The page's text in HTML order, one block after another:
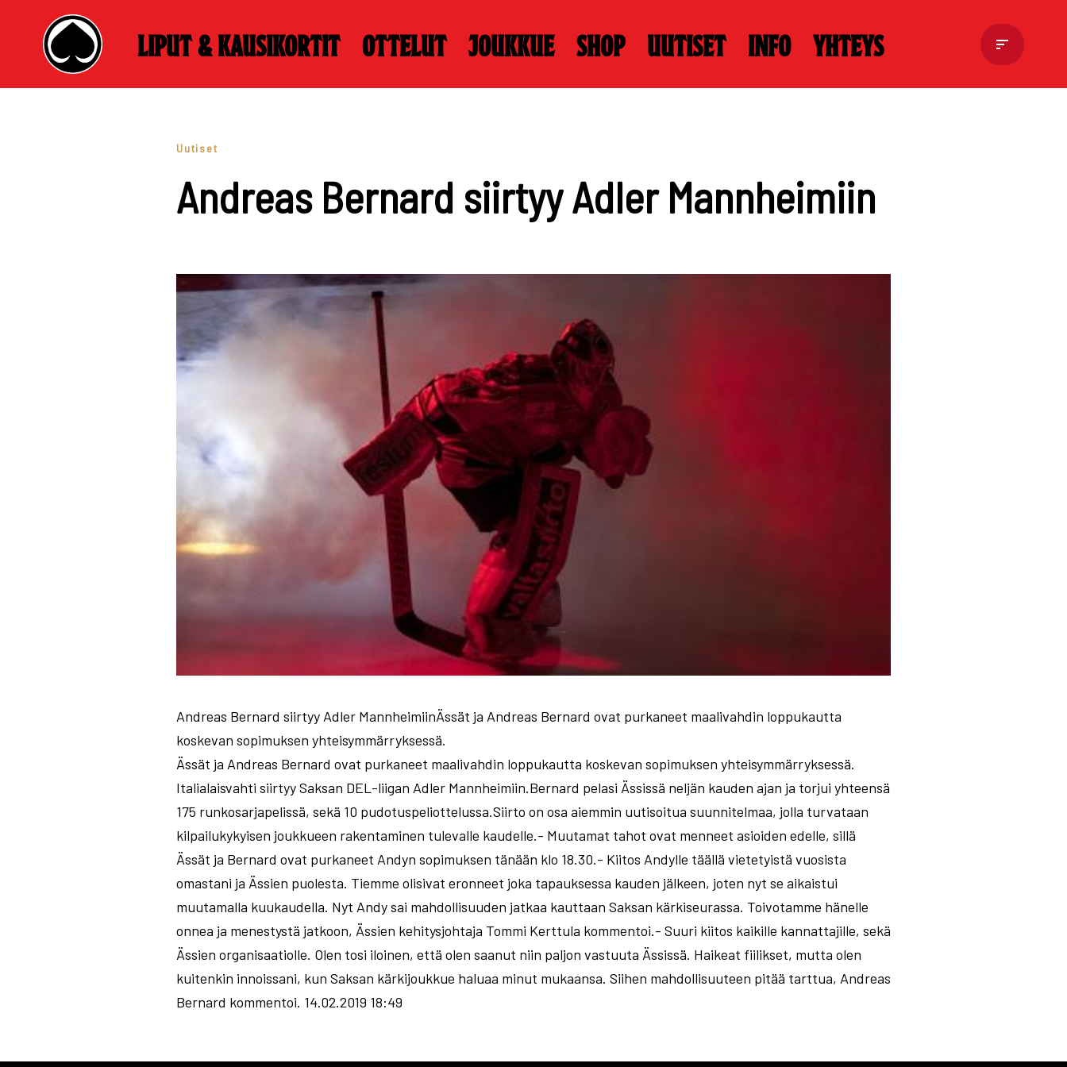
content
Liput & kausikortit Ottelut Joukkue Shop Uutiset Info Yhteys
Andreas Bernard siirtyy Adler Mannheimiin
Uutiset
Andreas Bernard siirtyy Adler MannheimiinÄssät ja Andreas Bernard ovat purkaneet maalivahdin loppukautta
koskevan sopimuksen yhteisymmärryksessä.
Ässät ja Andreas Bernard ovat purkaneet maalivahdin loppukautta koskevan sopimuksen yhteisymmärryksessä.
Italialaisvahti siirtyy Saksan DEL-liigan Adler Mannheimiin.Bernard pelasi Ässissä neljän kauden ajan ja torjui yhteensä
175 runkosarjapelissä, sekä 10 pudotuspeliottelussa.Siirto on osa aiemmin uutisoitua suunnitelmaa, jolla turvataan
kilpailukykyisen joukkueen rakentaminen tulevalle kaudelle.- Muutamat tahot ovat menneet asioiden edelle, sillä
Ässät ja Bernard ovat purkaneet Andyn sopimuksen tänään klo 18.30.- Kiitos Andylle täällä vietetyistä vuosista
omastani ja Ässien puolesta. Tiemme olisivat eronneet joka tapauksessa kauden jälkeen, joten nyt se aikaistui
muutamalla kuukaudella. Nyt Andy sai mahdollisuuden jatkaa kauttaan Saksan kärkiseurassa. Toivotamme hänelle
onnea ja menestystä jatkoon, Ässien kehitysjohtaja Tommi Kerttula kommentoi.- Suuri kiitos kaikille kannattajille, sekä
Ässien organisaatiolle. Olen tosi iloinen, että olen saanut niin paljon vastuuta Ässissä. Haikeat fiilikset, mutta olen
kuitenkin innoissani, kun Saksan kärkijoukkue haluaa minut mukaansa. Siihen mahdollisuuteen pitää tarttua, Andreas
Bernard kommentoi.­ 14.02.2019 18:49